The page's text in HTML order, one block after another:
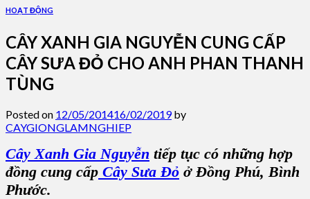
HOẠT ĐỘNG
CÂY XANH GIA NGUYỄN CUNG CẤP
CÂY SƯA ĐỎ CHO ANH PHAN THANH
TÙNG
Posted on 12/05/201416/02/2019by
CAYGIONGLAMNGHIEP
Cây Xanh Gia Nguyễn tiếp tục có những hợp
đồng cung cấp Cây Sưa Đỏ ở Đồng Phú, Bình
Phước.